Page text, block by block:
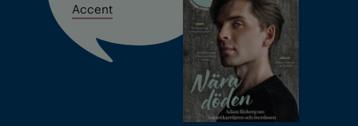
Accent